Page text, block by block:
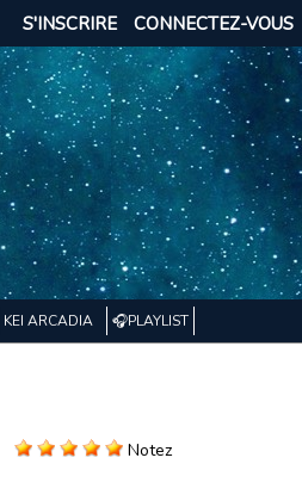
CONNECTEZ-VOUS
S'INSCRIRE
KEI ARCADIA 🎧PLAYLIST
Notez